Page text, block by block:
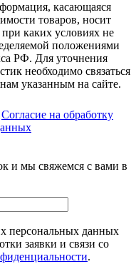
касающаяся
товаров, носит
каких условиях не
положениями
РФ. Для уточнения
необходимо связаться
указанным на сайте.
Согласие на обработку
и мы свяжемся с вами в
персональных данных
заявки и связи со
.